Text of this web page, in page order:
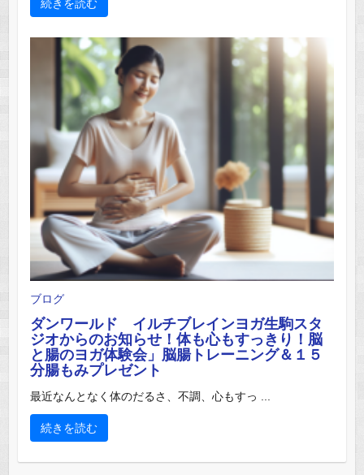
続きを読む
ブログ
ダンワールド イルチブレインヨガ生駒スタ
ジオからのお知らせ！体も心もすっきり！脳
と腸のヨガ体験会」脳腸トレーニング＆１５
分腸もみプレゼント
最近なんとなく体のだるさ、不調、心もすっ ...
続きを読む